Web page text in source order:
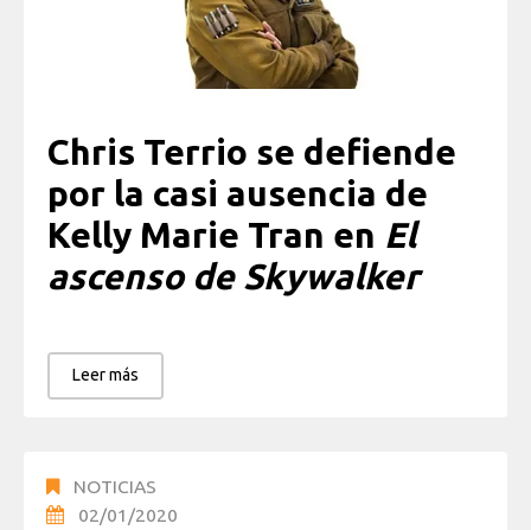
Chris Terrio se defiende
por la casi ausencia de
Kelly Marie Tran en El
ascenso de Skywalker
Leer más
NOTICIAS
02/01/2020